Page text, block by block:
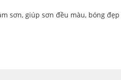
sơn, giúp sơn đều màu, bóng